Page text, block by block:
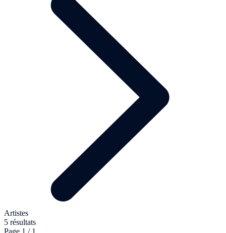
Artistes
5 résultats
Page 1 / 1